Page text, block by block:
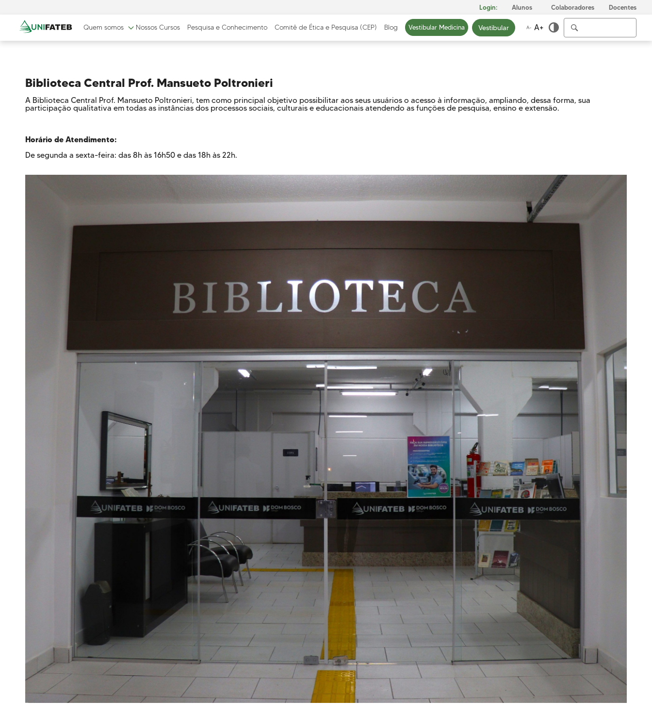
Login: Alunos Colaboradores Docentes
Quem somos Nossos Cursos Pesquisa e Conhecimento Comitê de Ética e Pesquisa (CEP) Blog Vestibular Medicina Vestibular A- A+
GOVERNANÇA
CORPORATIVA
Comissão Própria de
Avaliação (CPA)
MISSÃO, VISÃO E VALORESCERTIFICAÇÕES
Responsabilidade Social
METODOLOGIA E
APRENDIZAGEM
EQUIPE PEDAGÓGICA
E CORPO DOCENTE
INFRAESTRUTURA
Conheça nosso Campus
Acessibilidade
PRIVACIDADE
Biblioteca Central Prof. Mansueto Poltronieri
A Biblioteca Central Prof. Mansueto Poltronieri, tem como principal objetivo possibilitar aos seus usuários o acesso à informação, ampliando, dessa forma, sua
participação qualitativa em todas as instâncias dos processos sociais, culturais e educacionais atendendo as funções de pesquisa, ensino e extensão.
Horário de Atendimento:
De segunda a sexta-feira: das 8h às 16h50 e das 18h às 22h.